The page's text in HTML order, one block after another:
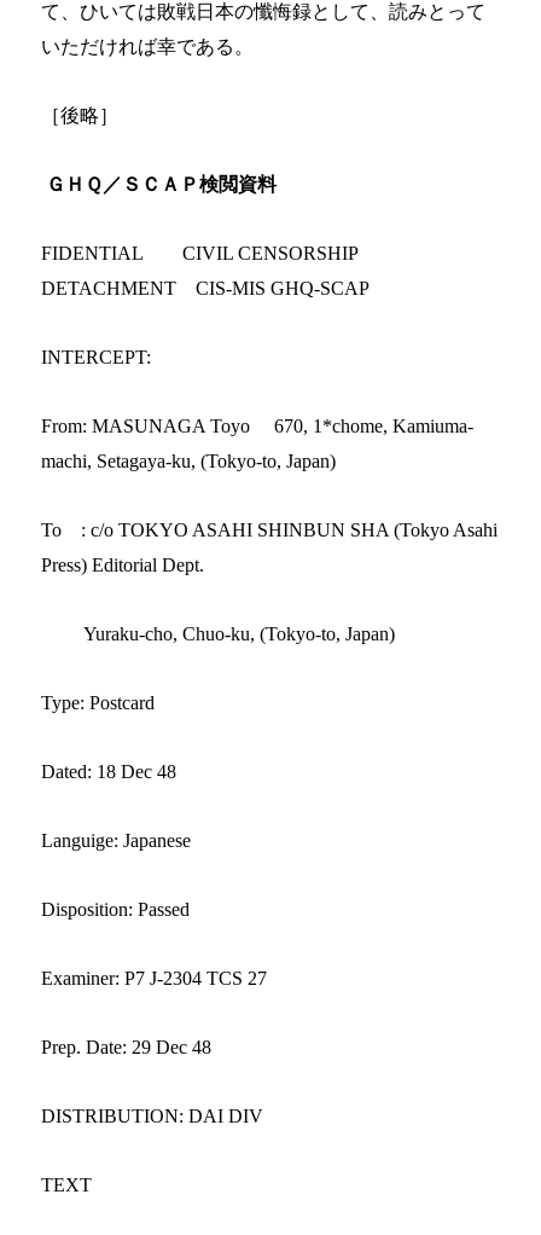
て、ひいては敗戦日本の懺悔録として、読みとって
いただければ幸である。
［後略］
ＧＨＱ／ＳＣＡＰ検閲資料
FIDENTIAL
CIVIL CENSORSHIP
DETACHMENT
CIS-MIS GHQ-SCAP
INTERCEPT:
From: MASUNAGA Toyo
670, 1*chome, Kamiuma-
machi, Setagaya-ku, (Tokyo-to, Japan)
To
: c/o TOKYO ASAHI SHINBUN SHA (Tokyo Asahi
Press) Editorial Dept.
Yuraku-cho, Chuo-ku, (Tokyo-to, Japan)
Type: Postcard
Dated: 18 Dec 48
Languige: Japanese
Disposition: Passed
Examiner: P7 J-2304 TCS 27
Prep. Date: 29 Dec 48
DISTRIBUTION: DAI DIV
TEXT